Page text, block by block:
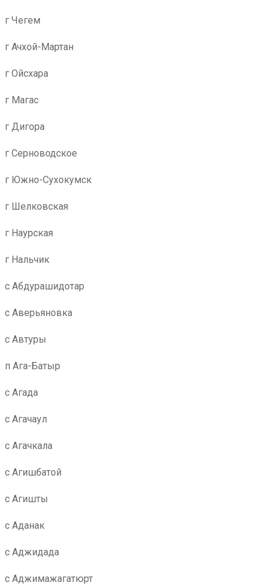
г Чегем
г Ачхой-Мартан
г Ойсхара
г Магас
г Дигора
г Серноводское
г Южно-Сухокумск
г Шелковская
г Наурская
г Нальчик
с Абдурашидотар
с Аверьяновка
с Автуры
п Ага-Батыр
с Агада
с Агачаул
с Агачкала
с Агишбатой
с Агишты
с Аданак
с Аджидада
с Аджимажагатюрт